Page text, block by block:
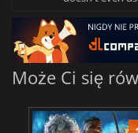
Może Ci się